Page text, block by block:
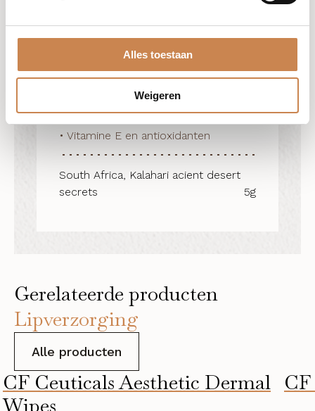
Alles toestaan
Weigeren
Gerelateerde producten
Lipverzorging
Alle producten
CF Ceuticals Aesthetic Dermal
Wipes
Voordelen
• Voedend en hydraterend
• Vitamine E en antioxidanten
South Africa, Kalahari acient desert
secrets
5g